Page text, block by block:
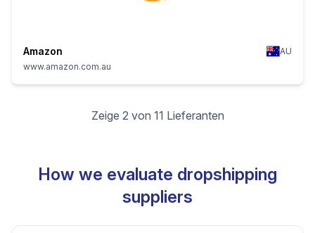
Amazon
AU
www.amazon.com.au
Zeige 2 von 11 Lieferanten
How we evaluate dropshipping
suppliers